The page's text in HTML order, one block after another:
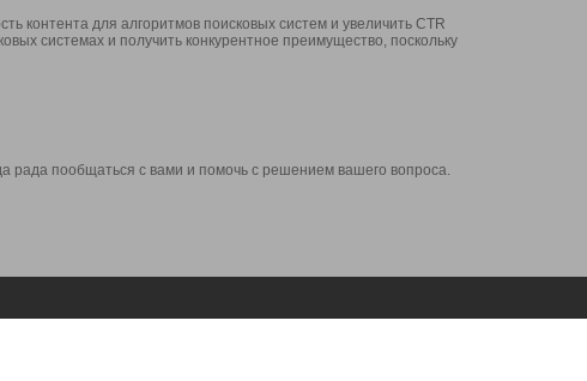
контента для алгоритмов поисковых систем и увеличить CTR
системах и получить конкурентное преимущество, поскольку
рада пообщаться с вами и помочь с решением вашего вопроса.